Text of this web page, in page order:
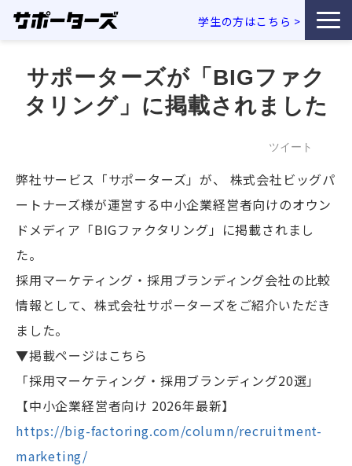
学生の方はこちら >
サービス一覧
セミナー・イベント
サポーターズが「BIGファク
タリング」に掲載されました
ツイート
弊社サービス「サポーターズ」が、 株式会社ビッグパ
ートナーズ様が運営する中小企業経営者向けのオウン
ドメディア「BIGファクタリング」に掲載されまし
た。
採用マーケティング・採用ブランディング会社の比較
情報として、株式会社サポーターズをご紹介いただき
ました。
▼掲載ページはこちら
「採用マーケティング・採用ブランディング20選」
【中小企業経営者向け 2026年最新】
https://big-factoring.com/column/recruitment-
marketing/